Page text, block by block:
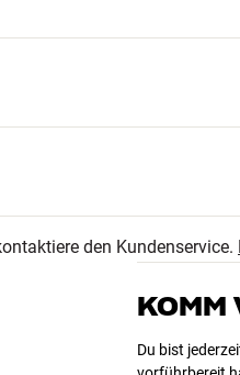
den Kundenservice.
KOMM
Du bist